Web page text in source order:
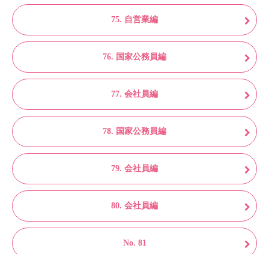
75. 自営業編
76. 国家公務員編
77. 会社員編
78. 国家公務員編
79. 会社員編
80. 会社員編
No. 81